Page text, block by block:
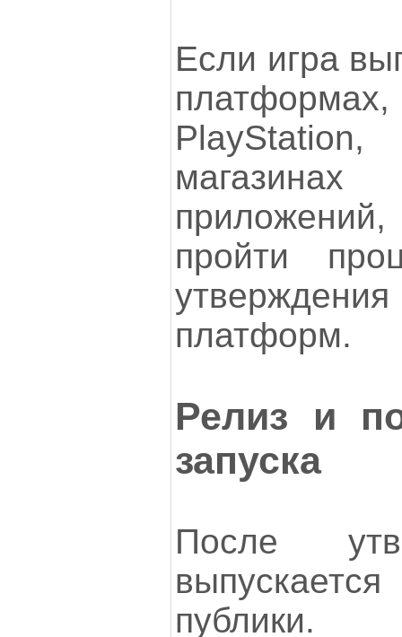
Если игра
пройти
платформ.
Релиз и
запуска
После